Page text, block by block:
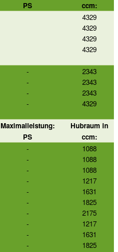
PS
ccm:
4329
4329
4329
4329
-
-
-
-
2343
2343
2343
4329
Maximalleistung:
PS
Hubraum in
ccm:
-
-
-
-
-
-
-
-
-
-
1088
1088
1088
1217
1631
1825
2175
1217
1631
1825